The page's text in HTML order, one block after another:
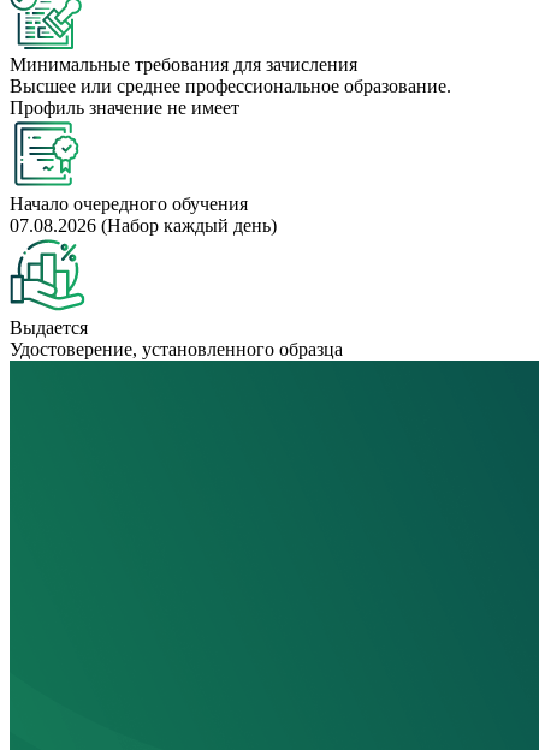
Минимальные требования для зачисления
Высшее или среднее профессиональное образование.
Профиль значение не имеет
Начало очередного обучения
07.08.2026 (Набор каждый день)
Выдается
Удостоверение, установленного образца